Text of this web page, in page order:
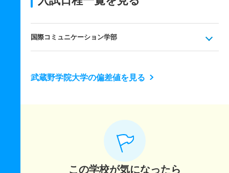
国際コミュニケーション学部
武蔵野学院大学の偏差値を見る
この学校が気になったら